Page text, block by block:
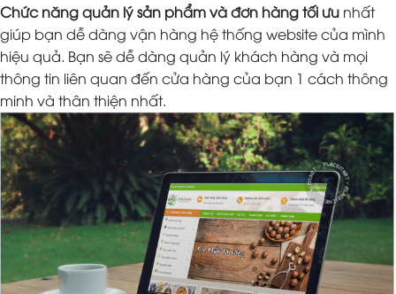
Chức năng quản lý sản phẩm và đơn hàng tối ưu nhất
giúp bạn dễ dàng vận hàng hệ thống website của mình
hiệu quả. Bạn sẽ dễ dàng quản lý khách hàng và mọi
thông tin liên quan đến cửa hàng của bạn 1 cách thông
minh và thân thiện nhất.